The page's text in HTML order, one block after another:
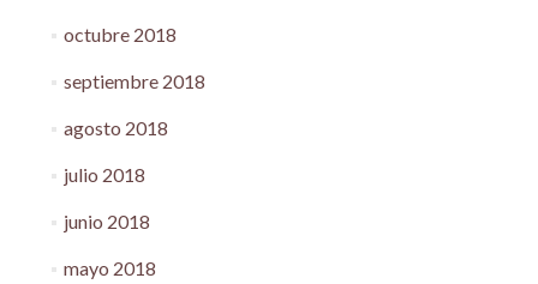
octubre 2018
septiembre 2018
agosto 2018
julio 2018
junio 2018
mayo 2018